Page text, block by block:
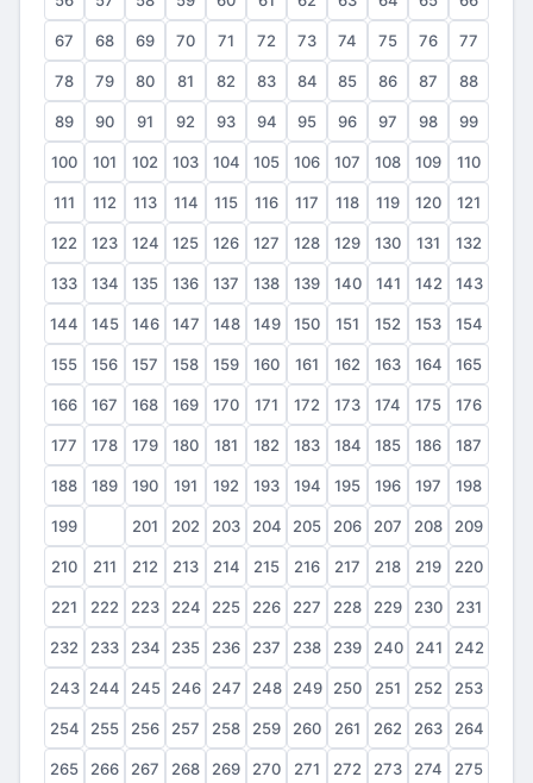
67 68 69 70 71 72 73 74 75 76 77
78 79 80 81 82 83 84 85 86 87 88
89 90 91 92 93 94 95 96 97 98 99
100 101 102 103 104 105 106 107 108 109 110
111 112 113 114 115 116 117 118 119 120 121
122 123 124 125 126 127 128 129 130 131 132
133 134 135 136 137 138 139 140 141 142 143
144 145 146 147 148 149 150 151 152 153 154
155 156 157 158 159 160 161 162 163 164 165
166 167 168 169 170 171 172 173 174 175 176
177 178 179 180 181 182 183 184 185 186 187
188 189 190 191 192 193 194 195 196 197 198
199 201 202 203 204 205 206 207 208 209
210 211 212 213 214 215 216 217 218 219 220
221 222 223 224 225 226 227 228 229 230 231
232 233 234 235 236 237 238 239 240 241 242
243 244 245 246 247 248 249 250 251 252 253
254 255 256 257 258 259 260 261 262 263 264
265 266 267 268 269 270 271 272 273 274 275